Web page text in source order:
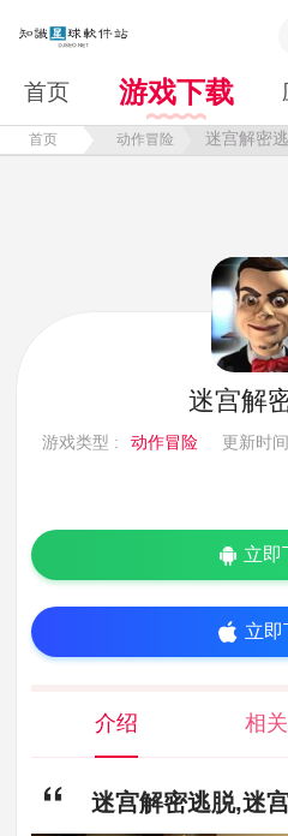
首页 游戏下载
首页 动作冒险 迷宫解密
迷宫解
游戏类型 : 动作冒险 更新时
立即
立即
介绍 相关